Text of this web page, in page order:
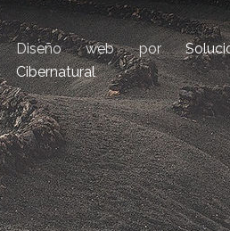
Diseño web por
Cibernatural